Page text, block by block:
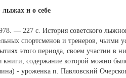
и о себе
— 227 с. История советского
спортсменов и тренеров, чьими
этого периода, своем участии в
книги, содержание которой можно
- уроженка п. Павловский